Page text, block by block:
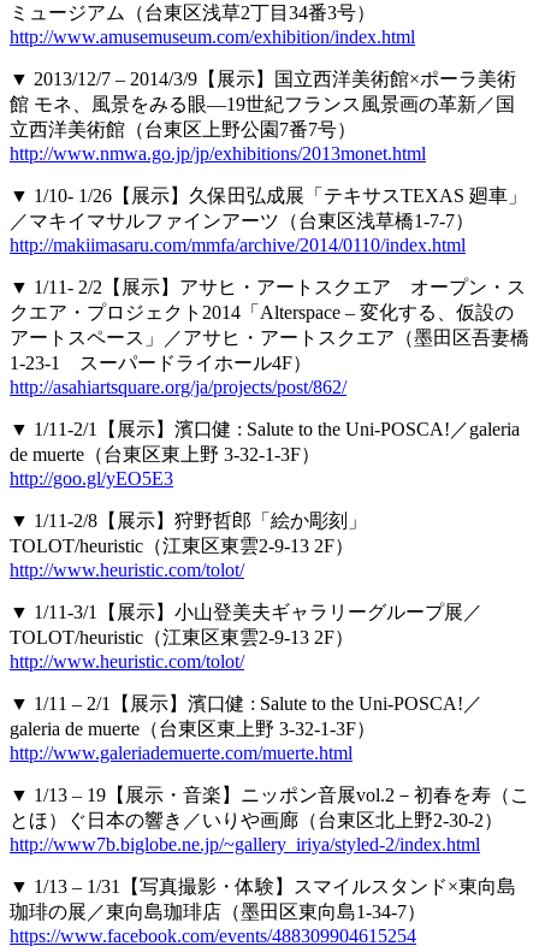
ミュージアム（台東区浅草2丁目34番3号）
http://www.amusemuseum.com/exhibition/index.html
▼ 2013/12/7 – 2014/3/9【展示】国立西洋美術館×ポーラ美術
館 モネ、風景をみる眼―19世紀フランス風景画の革新／国
立西洋美術館（台東区上野公園7番7号）
http://www.nmwa.go.jp/jp/exhibitions/2013monet.html
▼ 1/10- 1/26【展示】久保田弘成展「テキサスTEXAS 廻車」
／マキイマサルファインアーツ（台東区浅草橋1-7-7）
http://makiimasaru.com/mmfa/archive/2014/0110/index.html
▼ 1/11- 2/2【展示】アサヒ・アートスクエア オープン・ス
クエア・プロジェクト2014「Alterspace – 変化する、仮設の
アートスペース」／アサヒ・アートスクエア（墨田区吾妻橋
1-23-1 スーパードライホール4F）
http://asahiartsquare.org/ja/projects/post/862/
▼ 1/11-2/1【展示】濱口健 : Salute to the Uni-POSCA!／galeria
de muerte（台東区東上野 3-32-1-3F）
http://goo.gl/yEO5E3
▼ 1/11-2/8【展示】狩野哲郎「絵か彫刻」
TOLOT/heuristic（江東区東雲2-9-13 2F）
http://www.heuristic.com/tolot/
▼ 1/11-3/1【展示】小山登美夫ギャラリーグループ展／
TOLOT/heuristic（江東区東雲2-9-13 2F）
http://www.heuristic.com/tolot/
▼ 1/11 – 2/1【展示】濱口健 : Salute to the Uni-POSCA!／
galeria de muerte（台東区東上野 3-32-1-3F）
http://www.galeriademuerte.com/muerte.html
▼ 1/13 – 19【展示・音楽】ニッポン音展vol.2－初春を寿（こ
とほ）ぐ日本の響き／いりや画廊（台東区北上野2-30-2）
http://www7b.biglobe.ne.jp/~gallery_iriya/styled-2/index.html
▼ 1/13 – 1/31【写真撮影・体験】スマイルスタンド×東向島
珈琲の展／東向島珈琲店（墨田区東向島1-34-7）
https://www.facebook.com/events/488309904615254